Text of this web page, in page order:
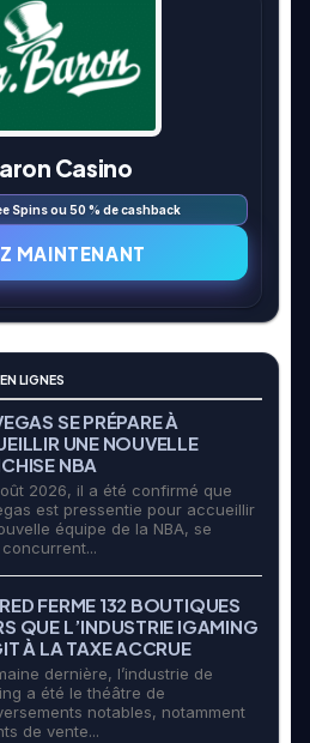
Casino
Spins ou 50 % de cashback
MAINTENANT
LIGNES
SE PRÉPARE À
UNE NOUVELLE
NBA
2026, il a été confirmé que
est pressentie pour accueillir
équipe de la NBA, se
FERME 132 BOUTIQUES
QUE L’INDUSTRIE IGAMING
À LA TAXE ACCRUE
dernière, l’industrie de
a été le théâtre de
notables, notamment
de vente...